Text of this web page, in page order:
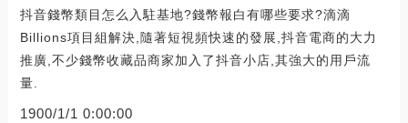
抖音錢幣類目怎么入駐基地?錢幣報白有哪些要求?滴滴
Billions項目組解決,隨著短視頻快速的發展,抖音電商的大力
推廣,不少錢幣收藏品商家加入了抖音小店,其強大的用戶流
量.
1900/1/1 0:00:00